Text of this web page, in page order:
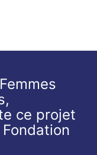
ce projet